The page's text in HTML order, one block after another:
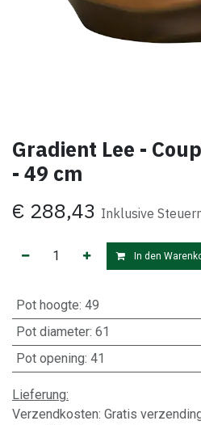
Gradient Lee -
- 49 cm
€ 288,43 Inklusive
In den
Pot hoogte: 49
Pot diameter: 61
Pot opening: 41
Lieferung:
Verzendkosten: Gratis